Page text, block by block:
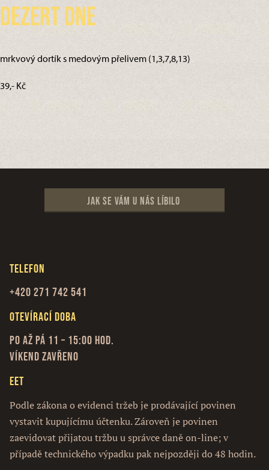
Dezert dne
mrkvový dortík s medovým přelivem (1,3,7,8,13)
39,- Kč
Jak se vám u nás líbilo
Telefon
+420 271 742 541
Otevírací doba
Po až Pá 11 – 15:00 hod.
Víkend zavřeno
EET
Podle zákona o evidenci tržeb je prodávající povinen
vystavit kupujícímu účtenku. Zároveň je povinen
zaevidovat přijatou tržbu u správce daně on-line; v
případě technického výpadku pak nejpozději do 48 hodin.